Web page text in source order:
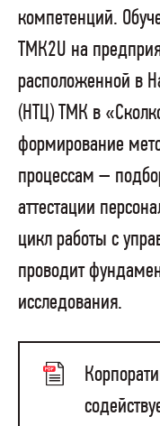
компетенций.
ТМК2U на
расположенной в
(НТЦ) ТМК в
формирование
процессам –
аттестации
цикл работы с
проводит
исследования.